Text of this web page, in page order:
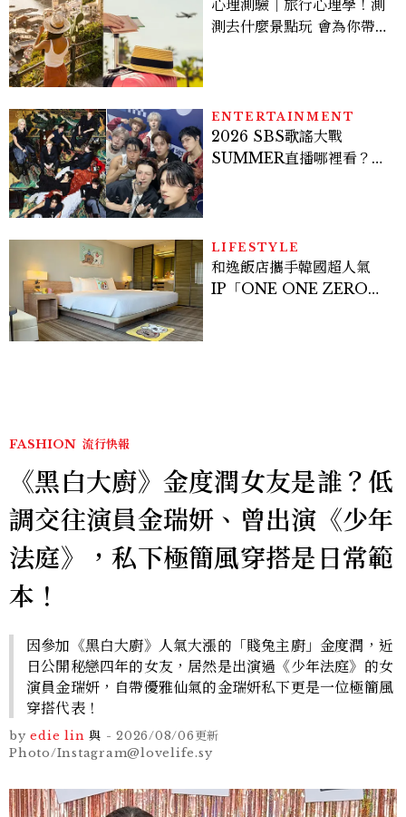
心理測驗｜旅行心理學！測
測去什麼景點玩 會為你帶來
ENTERTAINMENT
2026 SBS歌謠大戰
SUMMER直播哪裡看？
LIFESTYLE
和逸飯店攜手韓國超人氣
IP「ONE ONE ZERO
FASHION 流行快報
《黑白大廚》金度潤女友是誰？低
調交往演員金瑞妍、曾出演《少年
法庭》，私下極簡風穿搭是日常範
本！
因參加《黑白大廚》人氣大漲的「賤兔主廚」金度潤，近
日公開秘戀四年的女友，居然是出演過《少年法庭》的女
演員金瑞妍，自帶優雅仙氣的金瑞妍私下更是一位極簡風
穿搭代表！
by edie lin 與 - 2026/08/06更新
Photo/Instagram@lovelife.sy